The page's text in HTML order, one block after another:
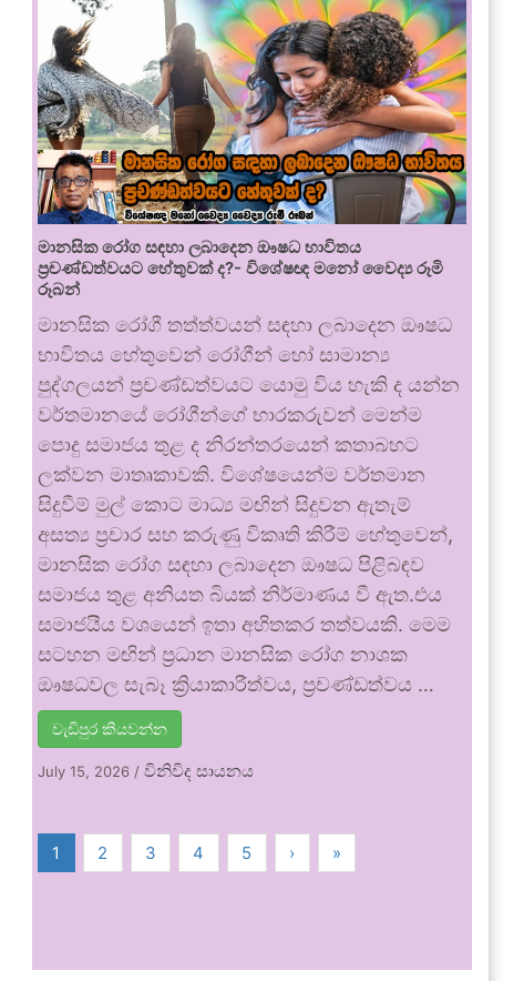
මානසික රෝග සඳහා ලබාදෙන ඖෂධ භාවිතය
ප්‍රචණ්ඩත්වයට හේතුවක් ද?- විශේෂඥ මනෝ වෛද්‍ය රූමි
රූබන්
මානසික රෝගී තත්ත්වයන් සඳහා ලබාදෙන ඖෂධ
භාවිතය හේතුවෙන් රෝගීන් හෝ සාමාන්‍ය
පුද්ගලයන් ප්‍රචණ්ඩත්වයට යොමු විය හැකි ද යන්න
වර්තමානයේ රෝගීන්ගේ භාරකරුවන් මෙන්ම
පොදු සමාජය තුළ ද නිරන්තරයෙන් කතාබහට
ලක්වන මාතෘකාවකි. විශේෂයෙන්ම වර්තමාන
සිදුවීම් මුල් කොට මාධ්‍ය මඟින් සිදුවන ඇතැම්
අසත්‍ය ප්‍රචාර සහ කරුණු විකෘති කිරීම් හේතුවෙන්,
මානසික රෝග සඳහා ලබාදෙන ඖෂධ පිළිබඳව
සමාජය තුළ අනියත බියක් නිර්මාණය වී ඇත.එය
සමාජයීය වශයෙන් ඉතා අහිතකර තත්වයකි. මෙම
සටහන මඟින් ප්‍රධාන මානසික රෝග නාශක
ඖෂධවල සැබෑ ක්‍රියාකාරීත්වය, ප්‍රචණ්ඩත්වය …
වැඩිපුර කියවන්න
July 15, 2026 /විනිවිද සායනය
1 2 3 4 5 › »